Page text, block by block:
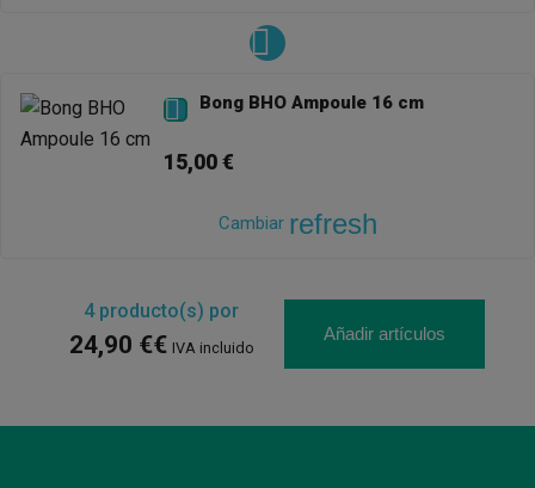
 Bong BHO Ampoule 16 cm
15,00 €
Cambiar refresh
4producto(s) por
24,90 €€ IVA incluido
Añadir artículos